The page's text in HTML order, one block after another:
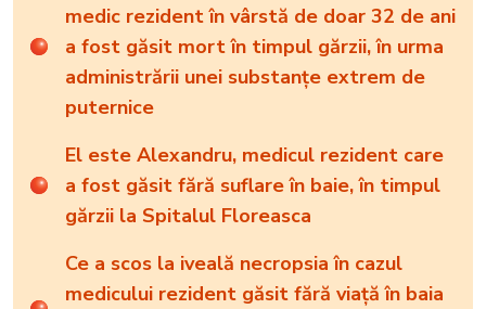
medic rezident în vârstă de doar 32 de ani
a fost găsit mort în timpul gărzii, în urma
administrării unei substanțe extrem de
puternice
El este Alexandru, medicul rezident care
a fost găsit fără suflare în baie, în timpul
gărzii la Spitalul Floreasca
Ce a scos la iveală necropsia în cazul
medicului rezident găsit fără viață în baia